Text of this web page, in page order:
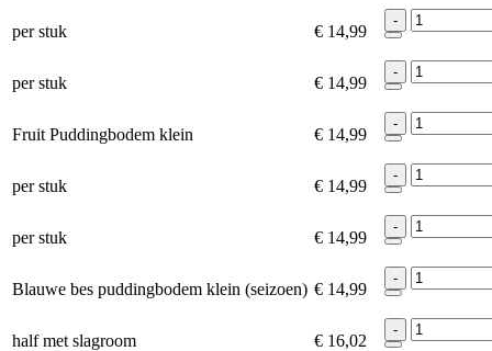
per stuk € 14,99
-
per stuk € 14,99
-
Fruit Puddingbodem klein € 14,99
-
per stuk € 14,99
-
per stuk € 14,99
-
Blauwe bes puddingbodem klein (seizoen) € 14,99
-
half met slagroom € 16,02
-